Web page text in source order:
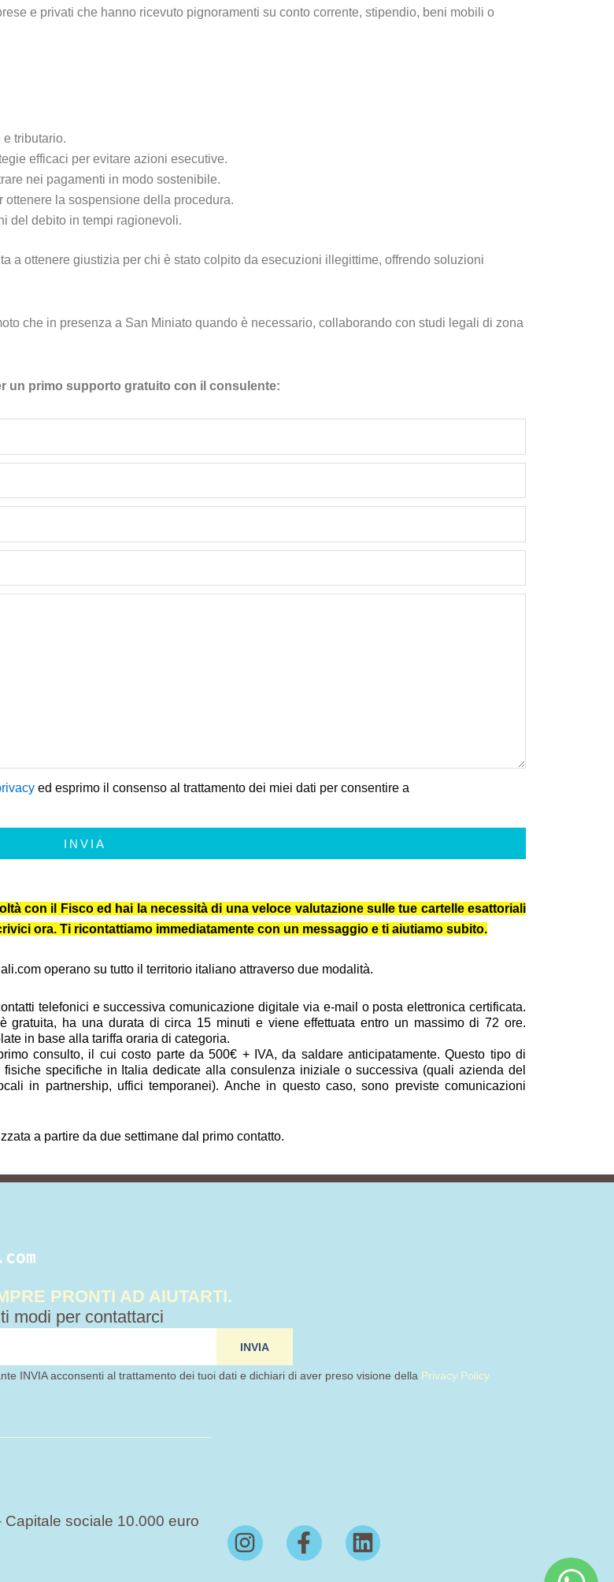
e privati che hanno ricevuto pignoramenti su conto corrente, stipendio, beni mobili o
tributario.
efficaci per evitare azioni esecutive.
nei pagamenti in modo sostenibile.
la sospensione della procedura.
del debito in tempi ragionevoli.
a ottenere giustizia per chi è stato colpito da esecuzioni illegittime, offrendo soluzioni
che in presenza a San Miniato quando è necessario, collaborando con studi legali di zona
un primo supporto gratuito con il consulente:
ed esprimo il consenso al trattamento dei miei dati per consentire a
INVIA
con il Fisco ed hai la necessità di una veloce valutazione sulle tue cartelle esattoriali
ora. Ti ricontattiamo immediatamente con un messaggio e ti aiutiamo subito.
operano su tutto il territorio italiano attraverso due modalità.
telefonici e successiva comunicazione digitale via e-mail o posta elettronica certificata.
gratuita, ha una durata di circa 15 minuti e viene effettuata entro un massimo di 72 ore.
in base alla tariffa oraria di categoria.
consulto, il cui costo parte da 500€ + IVA, da saldare anticipatamente. Questo tipo di
specifiche in Italia dedicate alla consulenza iniziale o successiva (quali azienda del
in partnership, uffici temporanei). Anche in questo caso, sono previste comunicazioni
a partire da due settimane dal primo contatto.
PRONTI AD AIUTARTI.
modi per contattarci
INVIA
INVIA acconsenti al trattamento dei tuoi dati e dichiari di aver preso visione della Privacy Policy
sociale 10.000 euro
I
n
F
a
L
i